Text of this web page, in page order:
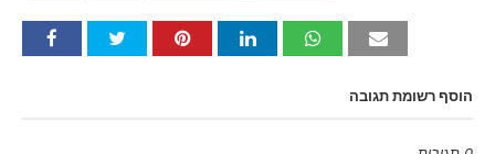
הוסף רשומת תגובה